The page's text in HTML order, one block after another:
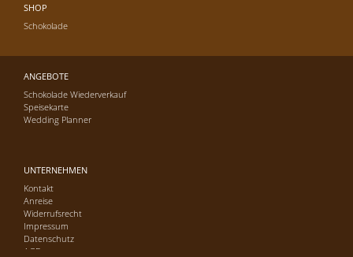
SHOP
Schokolade
ANGEBOTE
Schokolade Wiederverkauf
Speisekarte
Wedding Planner
UNTERNEHMEN
Kontakt
Anreise
Widerrufsrecht
Impressum
Datenschutz
AGB